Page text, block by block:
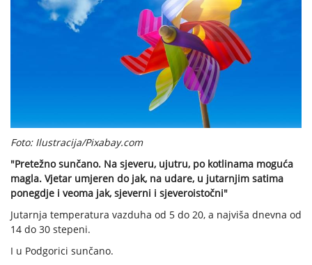
Foto: Ilustracija/Pixabay.com
"Pretežno sunčano. Na sjeveru, ujutru, po kotlinama moguća
magla. Vjetar umjeren do jak, na udare, u jutarnjim satima
ponegdje i veoma jak, sjeverni i sjeveroistočni"
Jutarnja temperatura vazduha od 5 do 20, a najviša dnevna od
14 do 30 stepeni.
I u Podgorici sunčano.